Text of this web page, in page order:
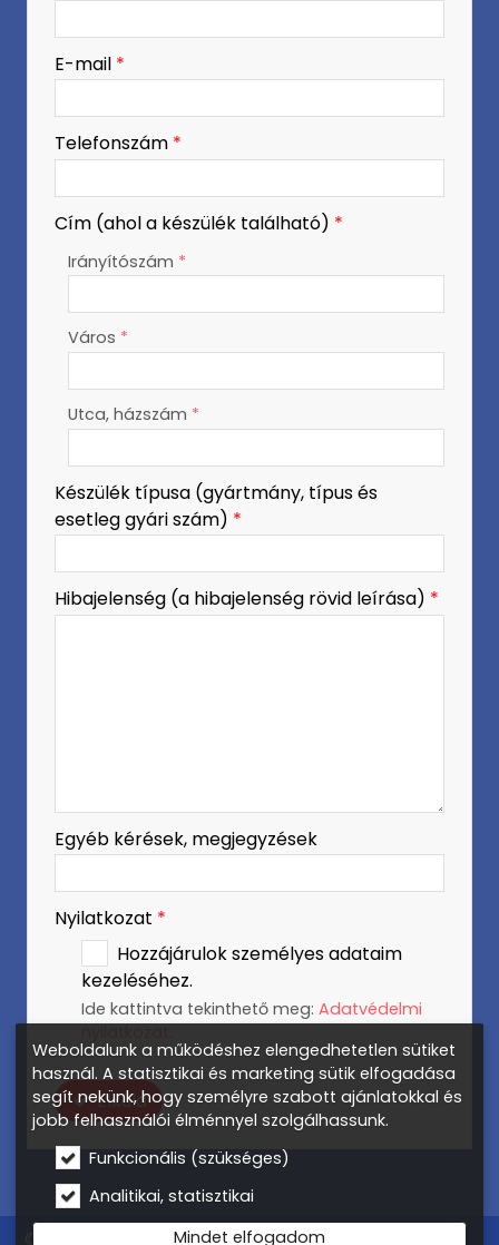
-
-
-
E-mail *
Telefonszám *
Cím (ahol a készülék található) *
Irányítószám *
Város *
Utca, házszám *
Készülék típusa (gyártmány, típus és
esetleg gyári szám) *
Hibajelenség (a hibajelenség rövid leírása) *
Egyéb kérések, megjegyzések
Nyilatkozat *
Hozzájárulok személyes adataim
kezeléséhez.
Ide kattintva tekinthető meg: Adatvédelmi
Elküld
© 2026 Gázkazán csere, gázkészülék márkaszerviz –
Weboldalunk a működéshez elengedhetetlen sütiket
használ. A statisztikai és marketing sütik elfogadása
segít nekünk, hogy személyre szabott ajánlatokkal és
jobb felhasználói élménnyel szolgálhassunk.
Funkcionális (szükséges)
Analitikai, statisztikai
Mindet elfogadom